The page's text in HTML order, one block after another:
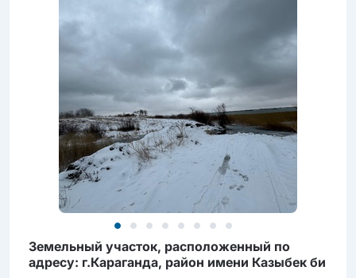
Земельный участок, расположенный по
адресу: г.Караганда, район имени Казыбек би